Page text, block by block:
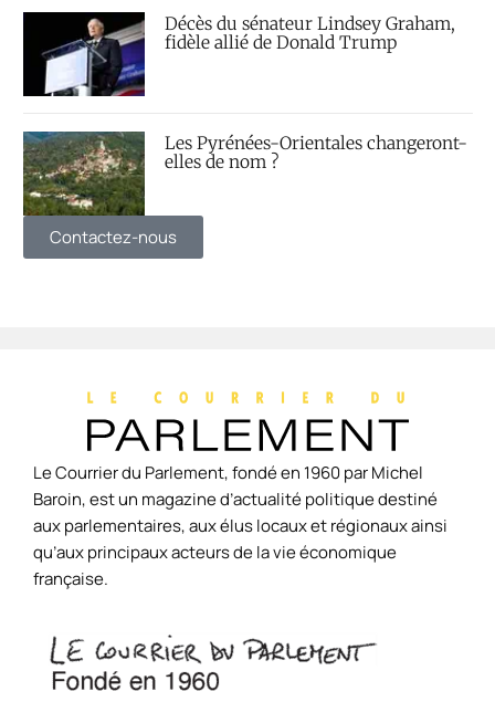
Décès du sénateur Lindsey Graham,
fidèle allié de Donald Trump
Les Pyrénées-Orientales changeront-
elles de nom ?
Contactez-nous
Le Courrier du Parlement, fondé en 1960 par Michel
Baroin, est un magazine d’actualité politique destiné
aux parlementaires, aux élus locaux et régionaux ainsi
qu’aux principaux acteurs de la vie économique
française.